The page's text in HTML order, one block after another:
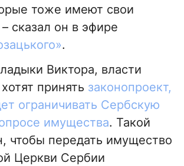
тоже имеют свои
сказал он в эфире
.
Виктора, власти
принять законопроект,
ограничивать Сербскую
имущества. Такой
чтобы передать имущество
Церкви Сербии